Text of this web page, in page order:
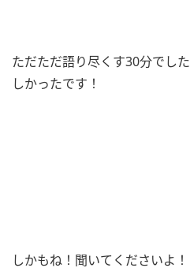
ただただ語り尽くす30分でし
しかったです！
しかもね！聞いてくださいよ！